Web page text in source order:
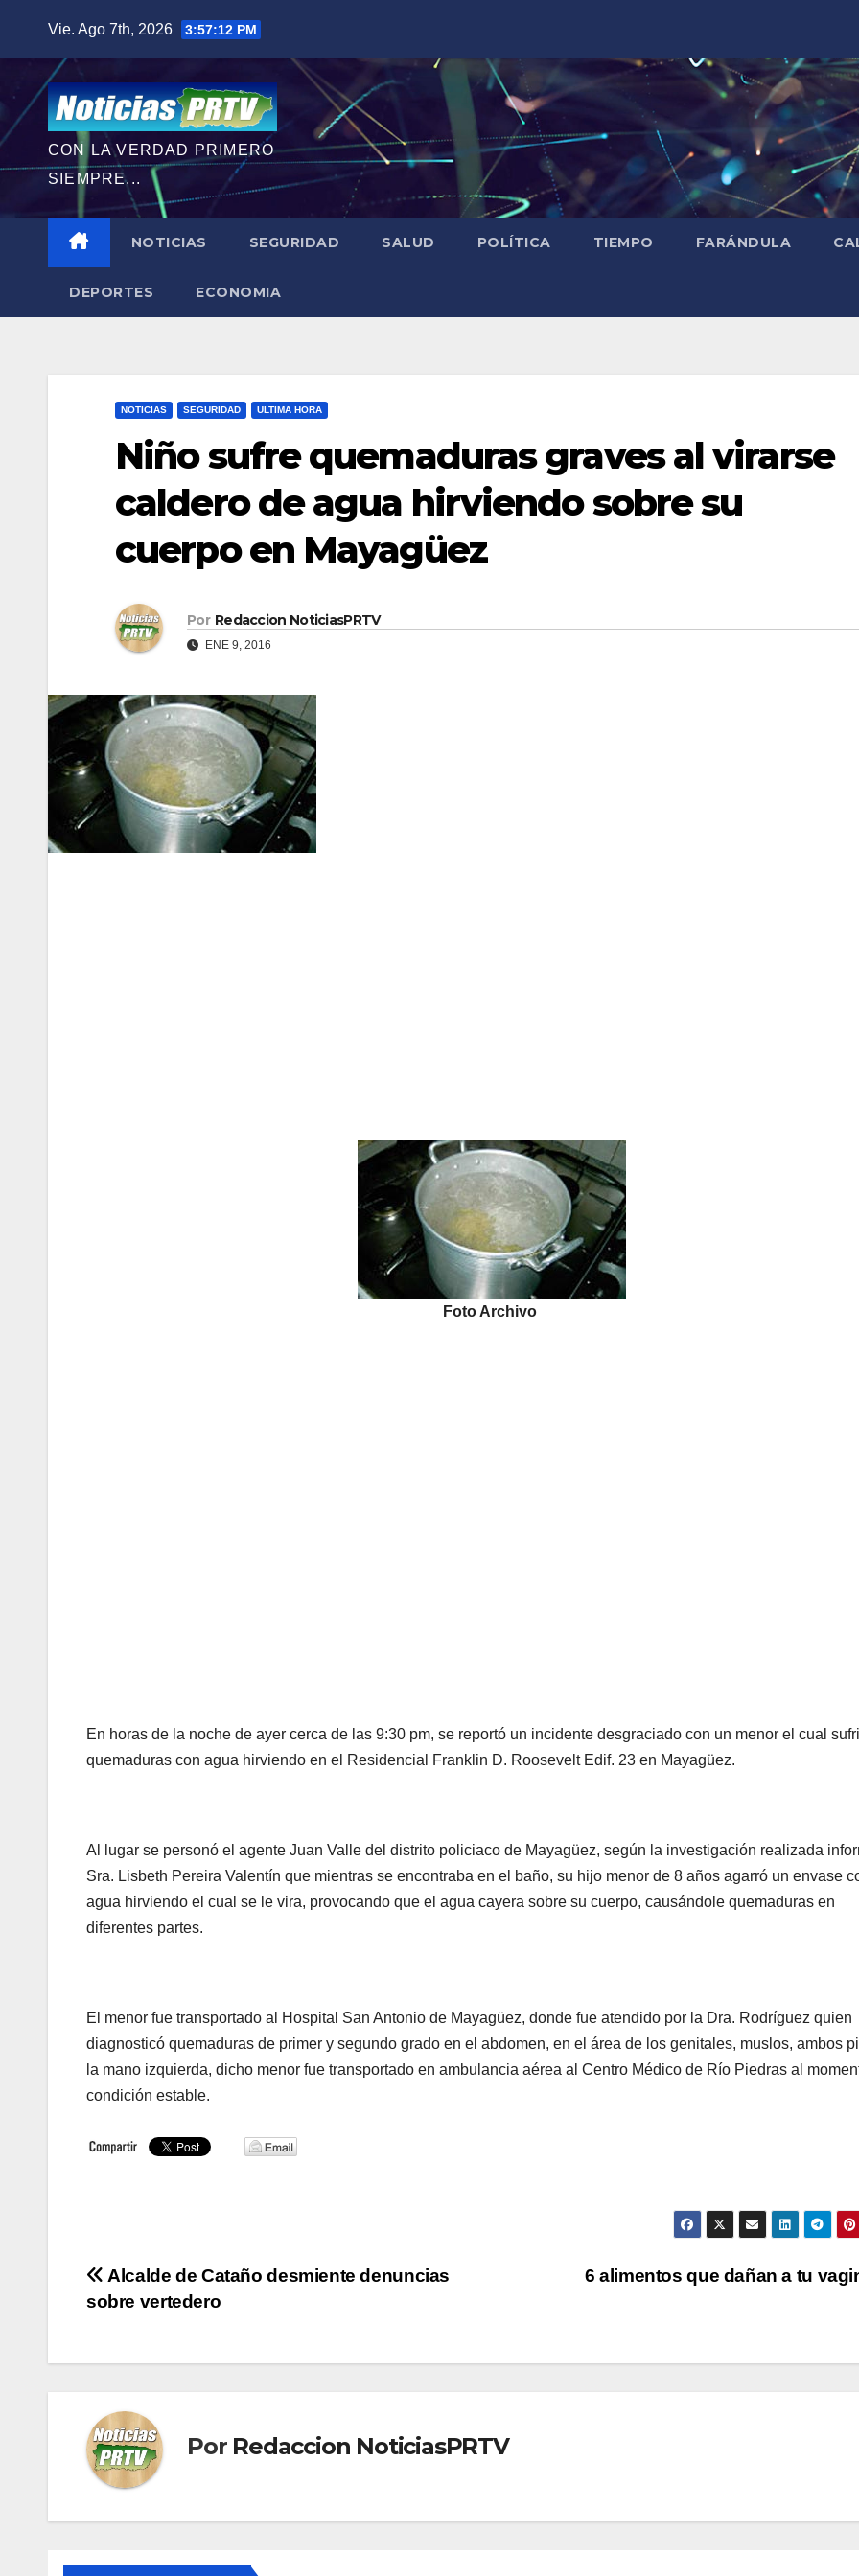
contenido
Vie. Ago 7th, 2026 3:57:13 PM
CON LA VERDAD PRIMERO
SIEMPRE...
NOTICIAS SEGURIDAD SALUD POLÍTICA TIEMPO FARÁNDULA
DEPORTES ECONOMIA
NOTICIAS SEGURIDAD ULTIMA HORA
Niño sufre quemaduras graves al virarse
caldero de agua hirviendo sobre su
cuerpo en Mayagüez
Por Redaccion NoticiasPRTV
ENE 9, 2016
Foto Archivo
En horas de la noche de ayer cerca de las 9:30 pm, se reportó un incidente desgraciado con un menor el cual
quemaduras con agua hirviendo en el Residencial Franklin D. Roosevelt Edif. 23 en Mayagüez.
Al lugar se personó el agente Juan Valle del distrito policiaco de Mayagüez, según la investigación realizada
Sra. Lisbeth Pereira Valentín que mientras se encontraba en el baño, su hijo menor de 8 años agarró un envase
agua hirviendo el cual se le vira, provocando que el agua cayera sobre su cuerpo, causándole quemaduras en
diferentes partes.
El menor fue transportado al Hospital San Antonio de Mayagüez, donde fue atendido por la Dra. Rodríguez quien
diagnosticó quemaduras de primer y segundo grado en el abdomen, en el área de los genitales, muslos, ambos
la mano izquierda, dicho menor fue transportado en ambulancia aérea al Centro Médico de Río Piedras al
condición estable.
Navegación
entradas
6 alimentos que dañan a tu
Alcalde de Cataño desmiente denuncias
sobre vertedero
Por Redaccion NoticiasPRTV